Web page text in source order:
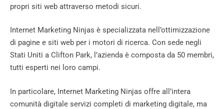
propri siti web attraverso metodi sicuri.
Internet Marketing Ninjas è specializzata nell’ottimizzazione
di pagine e siti web per i motori di ricerca. Con sede negli
Stati Uniti a Clifton Park, l’azienda è composta da 50 membri,
tutti esperti nei loro campi.
In particolare, Internet Marketing Ninjas offre all’intera
comunità digitale servizi completi di marketing digitale, ma